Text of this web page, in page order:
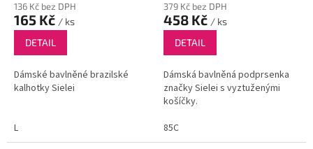
136 Kč bez DPH
165 Kč / ks
DETAIL
Dámské bavlněné brazilské
kalhotky Sielei
L
379 Kč bez DPH
458 Kč / ks
DETAIL
Dámská bavlněná podprsenka
značky Sielei s vyztuženými
košíčky.
85C